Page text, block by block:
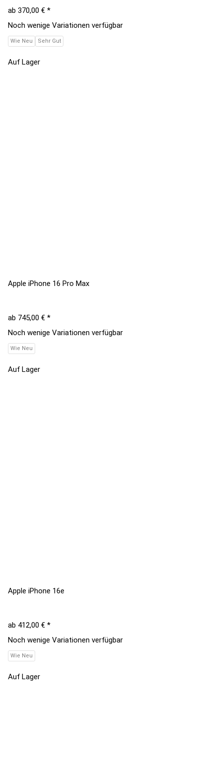
ab 370,00 € *
Noch wenige Variationen verfügbar
Wie Neu Sehr Gut
Auf Lager
Apple iPhone 16 Pro Max
ab 745,00 € *
Noch wenige Variationen verfügbar
Wie Neu
Auf Lager
Apple iPhone 16e
ab 412,00 € *
Noch wenige Variationen verfügbar
Wie Neu
Auf Lager